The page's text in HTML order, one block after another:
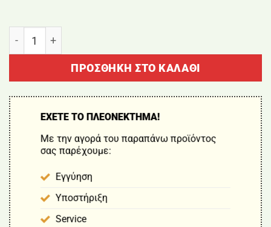
ΠΡΟΣΘΉΚΗ ΣΤΟ ΚΑΛΆΘΙ
ΕΧΕΤΕ ΤΟ ΠΛΕΟΝΕΚΤΗΜΑ!
Με την αγορά του παραπάνω προϊόντος
σας παρέχουμε:
Εγγύηση
Υποστήριξη
Service